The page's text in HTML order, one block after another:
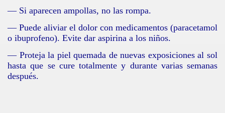
— Si aparecen ampollas, no las rompa.
— Puede aliviar el dolor con medicamentos (paracetamol
o ibuprofeno). Evite dar aspirina a los niños.
— Proteja la piel quemada de nuevas exposiciones al sol
hasta que se cure totalmente y durante varias semanas
después.